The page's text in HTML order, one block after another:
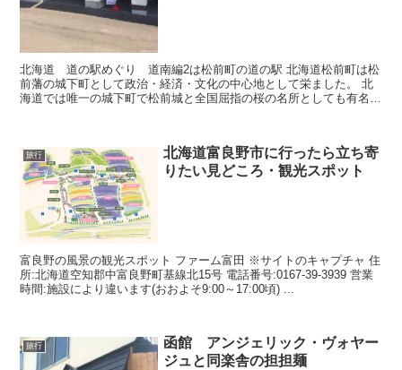
北海道 道の駅めぐり 道南編2は松前町の道の駅 北海道松前町は松
前藩の城下町として政治・経済・文化の中心地として栄ました。 北
海道では唯一の城下町で松前城と全国屈指の桜の名所としても有名で
旅行
北海道富良野市に行ったら立ち寄
りたい見どころ・観光スポット
富良野の風景の観光スポット ファーム富田 ※サイトのキャプチャ 住
所:北海道空知郡中富良野町基線北15号 電話番号:0167-39-3939 営業
時間:施設により違います(おおよそ9:00～17:00頃) ...
旅行
函館 アンジェリック・ヴォヤー
ジュと同楽舎の担担麺